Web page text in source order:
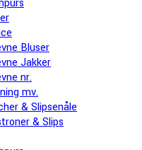
Bluser
Jakker
nr.
mv.
& Slipsenåle
& Slips